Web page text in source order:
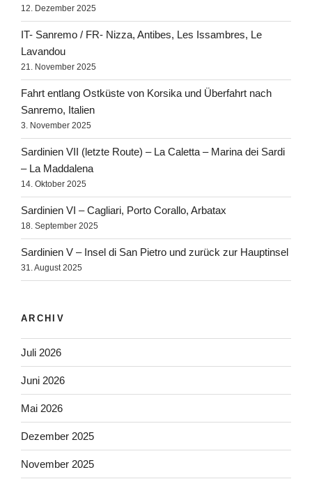
12. Dezember 2025
IT- Sanremo / FR- Nizza, Antibes, Les Issambres, Le
Lavandou
21. November 2025
Fahrt entlang Ostküste von Korsika und Überfahrt nach
Sanremo, Italien
3. November 2025
Sardinien VII (letzte Route) – La Caletta – Marina dei Sardi
– La Maddalena
14. Oktober 2025
Sardinien VI – Cagliari, Porto Corallo, Arbatax
18. September 2025
Sardinien V – Insel di San Pietro und zurück zur Hauptinsel
31. August 2025
ARCHIV
Juli 2026
Juni 2026
Mai 2026
Dezember 2025
November 2025